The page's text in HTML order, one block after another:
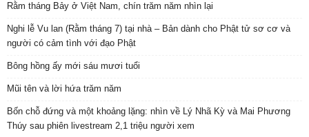
Rằm tháng Bảy ở Việt Nam, chín trăm năm nhìn lại
Nghi lễ Vu lan (Rằm tháng 7) tại nhà – Bản dành cho Phật tử sơ cơ và
người có cảm tình với đạo Phật
Bông hồng ấy mới sáu mươi tuổi
Mũi tên và lời hứa trăm năm
Bốn chỗ đứng và một khoảng lặng: nhìn về Lý Nhã Kỳ và Mai Phương
Thúy sau phiên livestream 2,1 triệu người xem